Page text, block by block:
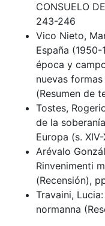
CONSUELO
243-246
Vico Nieto,
España
época y
nuevas
(Resumen de
Tostes,
de la
Europa (s.
Arévalo
Rinvenimenti
(Recensión),
Travaini,
normanna